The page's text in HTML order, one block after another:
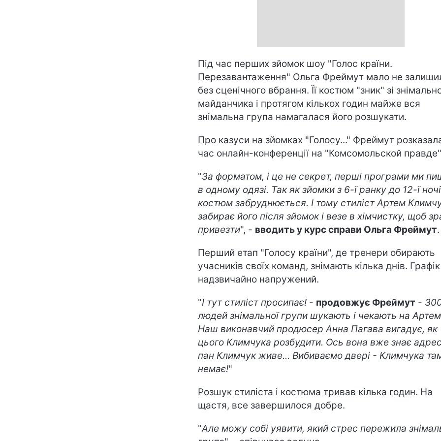
Під час перших зйомок шоу "Голос країни.
Перезавантаження" Ольга Фреймут мало не
без сценічного вбрання. Її костюм "зник" зі
майданчика і протягом кількох годин майже вся
знімальна група намагалася його розшукати.
Про казуси на зйомках "Голосу..." Фреймут
час онлайн-конференції на "Комсомольской
"За форматом, і це не секрет, перші програми ми
в одному одязі. Так як зйомки з 6-ї ранку до 12-ї
костюм забруднюється. І тому стиліст Артем
забирає його після зйомок і везе в хімчистку, щоб
привезти", - вводить у курс справи Ольга Фреймут.
Перший етап "Голосу країни", де тренери обирають
учасників своїх команд, знімають кілька днів.
надзвичайно напружений.
"І тут стиліст просипає! - продовжує Фреймут -
людей знімальної групи шукають і чекають на
Наш виконавчий продюсер Анна Пагава вигадує, як
цього Климчука розбудити. Ось вона вже знає
пан Климчук живе... Вибиваємо двері - Климчука
немає!"
Розшук стиліста і костюма тривав кілька годин. На
щастя, все завершилося добре.
"Але можу собі уявити, який стрес пережила